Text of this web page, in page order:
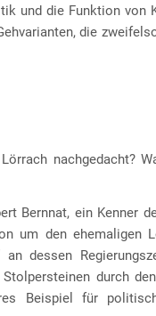
und die Funktion von
die
nachgedacht?
Bernnat, ein Kenner
um den ehemaligen
dessen
durch
Beispiel für